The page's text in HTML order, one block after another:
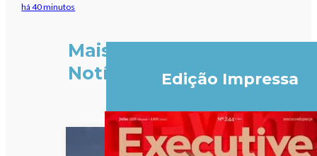
há 40 minutos
Mais
Notícias
Edição Impressa